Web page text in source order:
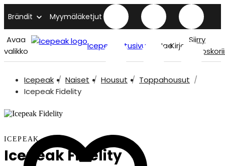
Brändit Myymäläketjut
Avaa
valikko
Icepeak etusivu HaeKirjaudu
Siirry
Icepeak Naiset Housut
Toppahousut
Icepeak Fidelity
ICEPEAK
Icepeak Fidelity